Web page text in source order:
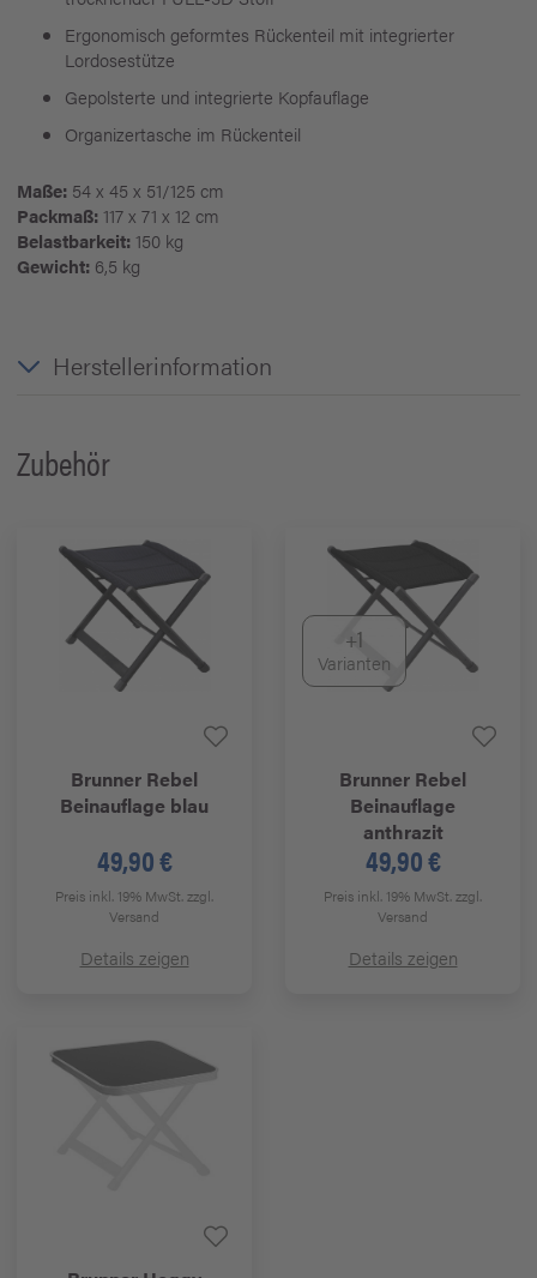
Ergonomisch geformtes Rückenteil mit integrierter
Lordosestütze
Gepolsterte und integrierte Kopfauflage
Organizertasche im Rückenteil
Maße: 54 x 45 x 51/125 cm
Packmaß: 117 x 71 x 12 cm
Belastbarkeit: 150 kg
Gewicht: 6,5 kg
Herstellerinformation
Zubehör
Brunner Rebel
Beinauflage blau
49,90 €
Preis inkl. 19% MwSt.zzgl.
Versand
Details zeigen
+1
Varianten
Brunner Rebel
Beinauflage
anthrazit
49,90 €
Preis inkl. 19% MwSt.zzgl.
Versand
Details zeigen